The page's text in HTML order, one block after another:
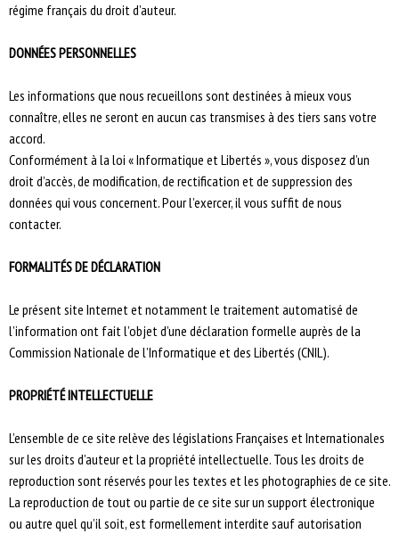
régime français du droit d’auteur.
DONNÉES PERSONNELLES
Les informations que nous recueillons sont destinées à mieux vous
connaître, elles ne seront en aucun cas transmises à des tiers sans votre
accord.
Conformément à la loi « Informatique et Libertés », vous disposez d’un
droit d’accès, de modification, de rectification et de suppression des
données qui vous concernent. Pour l’exercer, il vous suffit de nous
contacter.
FORMALITÉS DE DÉCLARATION
Le présent site Internet et notamment le traitement automatisé de
l’information ont fait l’objet d’une déclaration formelle auprès de la
Commission Nationale de l’Informatique et des Libertés (CNIL).
PROPRIÉTÉ INTELLECTUELLE
L’ensemble de ce site relève des législations Françaises et Internationales
sur les droits d’auteur et la propriété intellectuelle. Tous les droits de
reproduction sont réservés pour les textes et les photographies de ce site.
La reproduction de tout ou partie de ce site sur un support électronique
ou autre quel qu’il soit, est formellement interdite sauf autorisation